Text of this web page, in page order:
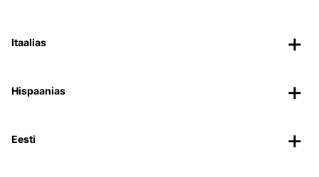
Itaalias
Hispaanias
Eesti